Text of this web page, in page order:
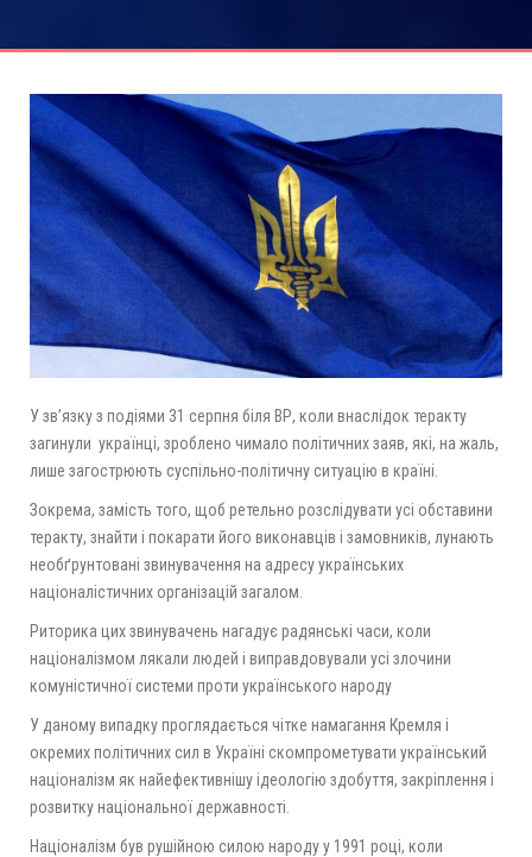
У зв’язку з подіями 31 серпня біля ВР, коли внаслідок теракту
загинули українці, зроблено чимало політичних заяв, які, на жаль,
лише загострюють суспільно-політичну ситуацію в країні.
Зокрема, замість того, щоб ретельно розслідувати усі обставини
теракту, знайти і покарати його виконавців і замовників, лунають
необґрунтовані звинувачення на адресу українських
націоналістичних організацій загалом.
Риторика цих звинувачень нагадує радянські часи, коли
націоналізмом лякали людей і виправдовували усі злочини
комуністичної системи проти українського народу
У даному випадку проглядається чітке намагання Кремля і
окремих політичних сил в Україні скомпрометувати український
націоналізм як найефективнішу ідеологію здобуття, закріплення і
розвитку національної державності.
Націоналізм був рушійною силою народу у 1991 році, коли